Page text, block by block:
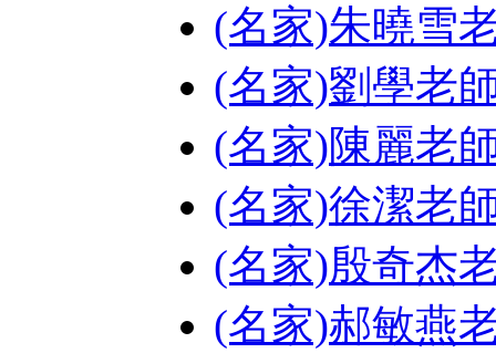
(名家)朱曉雪
(名家)劉學老
(名家)陳麗老
(名家)徐潔老
(名家)殷奇杰
(名家)郝敏燕